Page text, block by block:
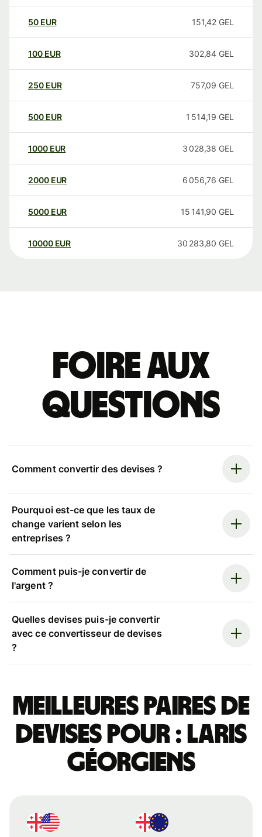
50 EUR 151,42 GEL
100 EUR 302,84 GEL
250 EUR 757,09 GEL
500 EUR 1 514,19 GEL
1000 EUR 3 028,38 GEL
2000 EUR 6 056,76 GEL
5000 EUR 15 141,90 GEL
10000 EUR 30 283,80 GEL
Foire aux
questions
Comment convertir des devises ?
Pourquoi est-ce que les taux de
change varient selon les
entreprises ?
Comment puis-je convertir de
l'argent ?
Quelles devises puis-je convertir
avec ce convertisseur de devises
?
Meilleures paires de
devises pour : laris
géorgiens